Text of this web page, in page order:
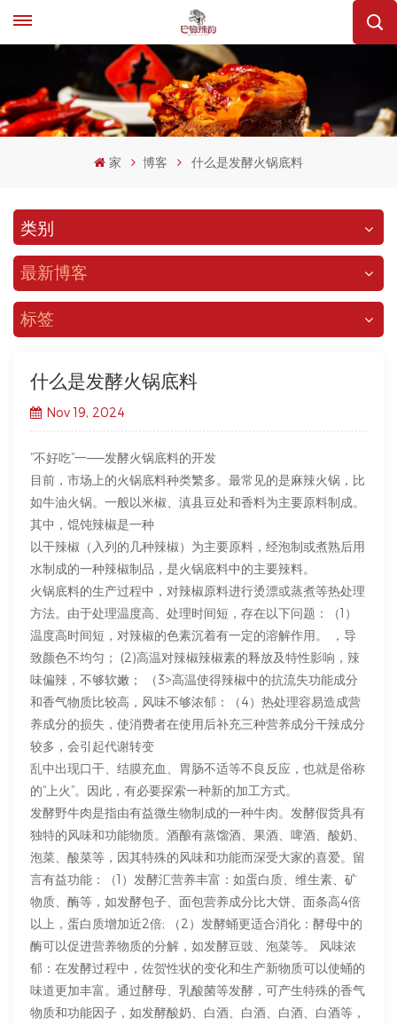
家 博客 什么是发酵火锅底料
类别
最新博客
标签
什么是发酵火锅底料
Nov 19, 2024
“不好吃”一——发酵火锅底料的开发
目前，市场上的火锅底料种类繁多。最常见的是麻辣火锅，比
如牛油火锅。一般以米椒、滇县豆处和香料为主要原料制成。
其中，馄饨辣椒是一种
以干辣椒（入列的几种辣椒）为主要原料，经泡制或煮熟后用
水制成的一种辣椒制品，是火锅底料中的主要辣料。
火锅底料的生产过程中，对辣椒原料进行烫漂或蒸煮等热处理
方法。由于处理温度高、处理时间短，存在以下问题：（1）
温度高时间短，对辣椒的色素沉着有一定的溶解作用。 ，导
致颜色不均匀； (2)高温对辣椒辣椒素的释放及特性影响，辣
味偏辣，不够软嫩； （3>高温使得辣椒中的抗流失功能成分
和香气物质比较高，风味不够浓郁：（4）热处理容易造成营
养成分的损失，使消费者在使用后补充三种营养成分干辣成分
较多，会引起代谢转变
乱中出现口干、结膜充血、胃肠不适等不良反应，也就是俗称
的“上火”。因此，有必要探索一种新的加工方式。
发酵野牛肉是指由有益微生物制成的一种牛肉。发酵假货具有
独特的风味和功能物质。酒酿有蒸馏酒、果酒、啤酒、酸奶、
泡菜、酸菜等，因其特殊的风味和功能而深受大家的喜爱。留
言有益功能：（1）发酵汇营养丰富：如蛋白质、维生素、矿
物质、酶等，如发酵包子、面包营养成分比大饼、面条高4倍
以上，蛋白质增加近2倍; （2）发酵蛹更适合消化：酵母中的
酶可以促进营养物质的分解，如发酵豆豉、泡菜等。 风味浓
郁：在发酵过程中，佐贺性状的变化和生产新物质可以使蛹的
味道更加丰富。通过酵母、乳酸菌等发酵，可产生特殊的香气
物质和功能因子，如发酵酸奶、白酒、白酒、白酒、白酒等，